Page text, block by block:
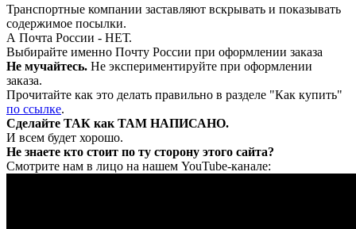
Транспортные компании заставляют вскрывать и показывать
содержимое посылки.
А Почта России - НЕТ.
Выбирайте именно Почту России при оформлении заказа
Не мучайтесь. Не экспериментируйте при оформлении
заказа.
Прочитайте как это делать правильно в разделе "Как купить"
по ссылке.
Сделайте ТАК как ТАМ НАПИСАНО.
И всем будет хорошо.
Не знаете кто стоит по ту сторону этого сайта?
Смотрите нам в лицо на нашем YouTube-канале: